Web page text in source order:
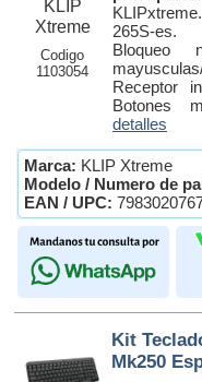
Codigo
1103054
265S-
Bloqueo
Receptor
Botones
detalles
Marca: KLIP Xtreme
Modelo / Numero de
EAN / UPC:
Kit
Mk250